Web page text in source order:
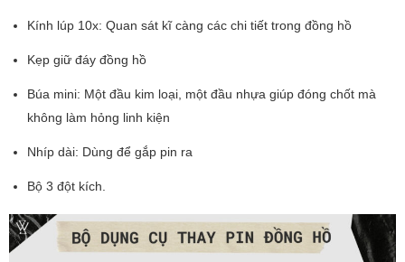
Kính lúp 10x: Quan sát kĩ càng các chi tiết trong đồng hồ
Kẹp giữ đáy đồng hồ
Búa mini: Một đầu kim loại, một đầu nhựa giúp đóng chốt mà
không làm hỏng linh kiện
Nhíp dài: Dùng để gắp pin ra
Bộ 3 đột kích.